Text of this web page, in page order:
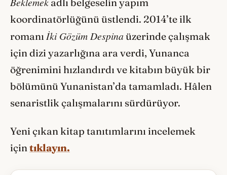
koordinatörlüğünü üstlendi. 2014’te ilk
romanı İki Gözüm Despina üzerinde çalışmak
için dizi yazarlığına ara verdi, Yunanca
öğrenimini hızlandırdı ve kitabın büyük bir
bölümünü Yunanistan’da tamamladı. Hâlen
senaristlik çalışmalarını sürdürüyor.
Yeni çıkan kitap tanıtımlarını incelemek
içintıklayın.